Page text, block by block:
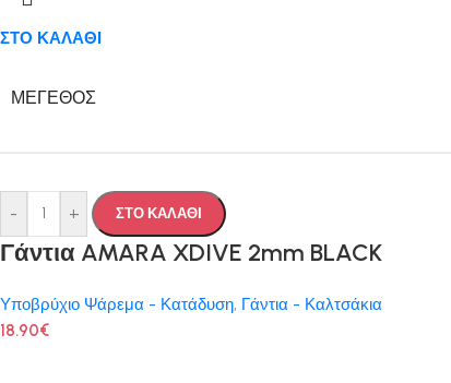
ΣΤΟ ΚΑΛΑΘΙ
ΜΈΓΕΘΟΣ
- + ΣΤΟ ΚΑΛΑΘΙ
Γάντια AMARA XDIVE 2mm BLACK
Υποβρύχιο Ψάρεμα - Κατάδυση, Γάντια - Καλτσάκια
18.90€